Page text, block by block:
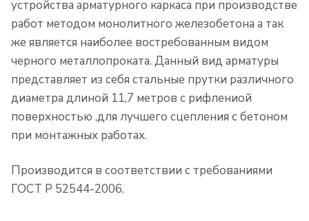
устройства арматурного каркаса при производстве
работ методом монолитного железобетона а так
же является наиболее востребованным видом
черного металлопроката. Данный вид арматуры
представляет из себя стальные прутки различного
диаметра длиной 11,7 метров с рифлениой
поверхностью ,для лучшего сцепления с бетоном
при монтажных работах.
Производится в соответствии с требованиями
ГОСТ Р 52544-2006.